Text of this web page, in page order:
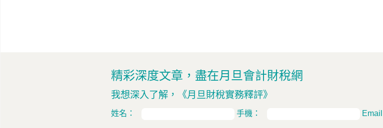
精彩深度文章，盡在月旦會計財稅網
我想深入了解， 《月旦財稅實務釋評》
姓名： 手機： Email